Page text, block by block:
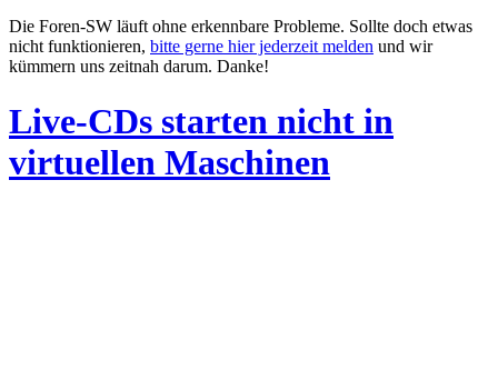
Die Foren-SW läuft ohne erkennbare Probleme. Sollte doch etwas
nicht funktionieren, bitte gerne hier jederzeit melden und wir
kümmern uns zeitnah darum. Danke!
Live-CDs starten nicht in
virtuellen Maschinen